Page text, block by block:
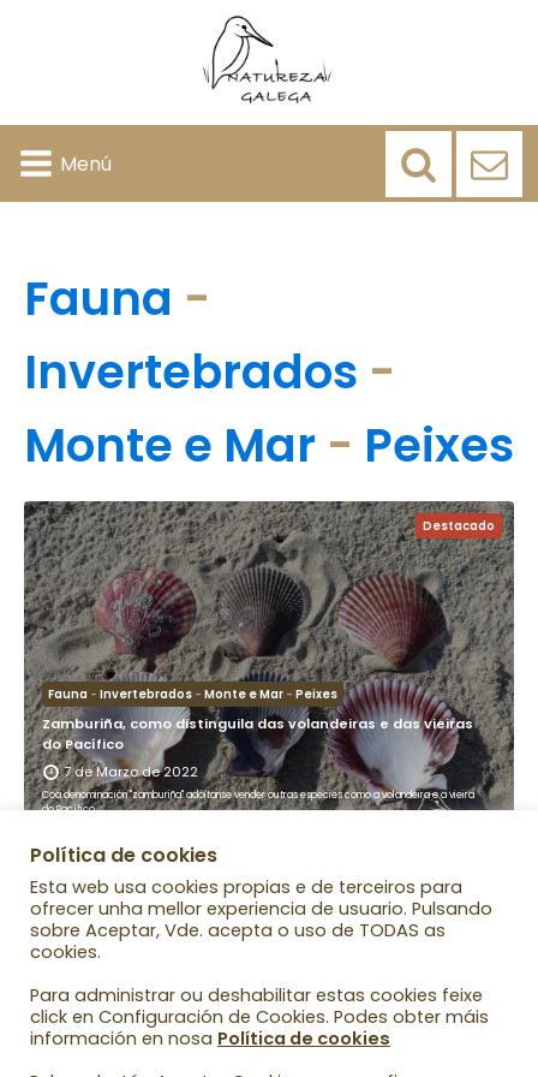
Menú
Fauna -
Invertebrados -
Monte e Mar - Peixes
Fauna - Invertebrados - Monte e Mar - Peixes
Zamburiña, como distinguila das volandeiras e das vieiras
do Pacífico
7 de Marzo de 2022
Coa denominación "zamburiña" adóitanse vender outras especies como a volandeira e a vieira
do Pacífico
Destacado
Política de cookies
Esta web usa cookies propias e de terceiros para
ofrecer unha mellor experiencia de usuario. Pulsando
sobre Aceptar, Vde. acepta o uso de TODAS as
cookies.
Para administrar ou deshabilitar estas cookies feixe
click en Configuración de Cookies. Podes obter máis
información en nosa Política de cookies